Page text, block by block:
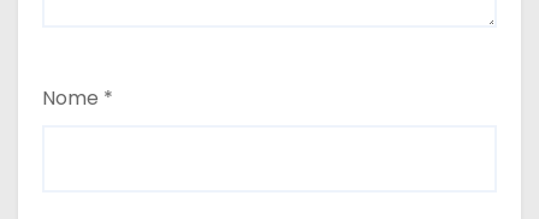
Nome *